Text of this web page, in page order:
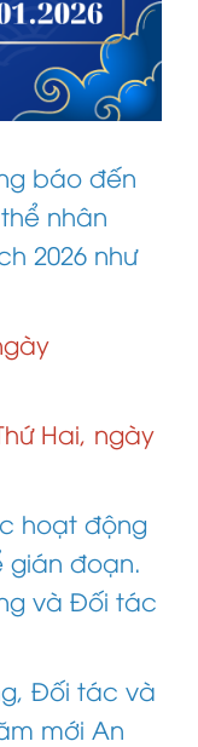
báo đến
nhân
2026 như
Hai, ngày
hoạt động
gián đoạn.
và Đối tác
Đối tác và
mới An